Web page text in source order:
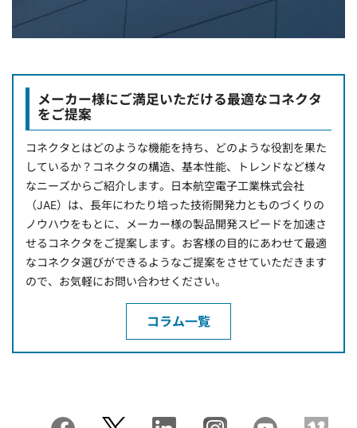
メーカー様にご満足いただける最適なコネクタ
をご提案
コネクタとはどのような機能を持ち、どのような役割を果た
しているか？コネクタの構造、基本性能、トレンドなど様々
なニーズからご紹介します。日本航空電子工業株式会社
（JAE）は、長年にわたり培った技術開発力とものづくりの
ノウハウをもとに、メーカー様の製品開発スピードを加速さ
せるコネクタをご提案します。お客様の目的にあわせて最適
なコネクタ選びができるようなご提案をさせていただきます
ので、お気軽にお問い合わせください。
コラム一覧